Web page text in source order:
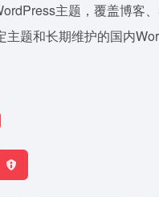
主题，覆盖博客
题和长期维护的国内